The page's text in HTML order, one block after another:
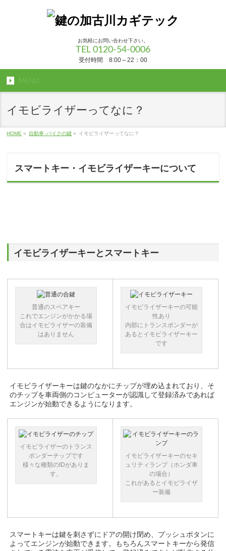
お気軽にお問い合わせ下さい。
TEL 0120-54-0006
受付時間 8:00～22：00
MENU
イモビライザーってなに？
HOME » 自動車･バイクの鍵 » イモビライザーってなに？
スマートキー・イモビライザーキーについて
イモビライザーキーとスマートキー
普通のスペアキー
これでエンジンがかかる場
合はイモビライザーの装備
はありません
イモビライザーキーの可能
性あり
内部にトランスポンダーが
あるとイモビライザーキー
です
イモビライザーキーは鍵のなかにチップが埋め込まれており、そ
のチップを車両側のコンピューターが認識して登録済みであれば
エンジンが始動できるようになります。
イモビライザーのトランス
ポンダーチップです
様々な種類のIDがありま
す。
イモビライザーキーのセキ
ュリティランプ（ホンダ車
の場合）
これがあるとイモビライザ
ー装備
スマートキーは鍵を刺さずにドアの開け閉め、プッシュボタンに
よってエンジンが始動できます。もちろんスマートキーから発信